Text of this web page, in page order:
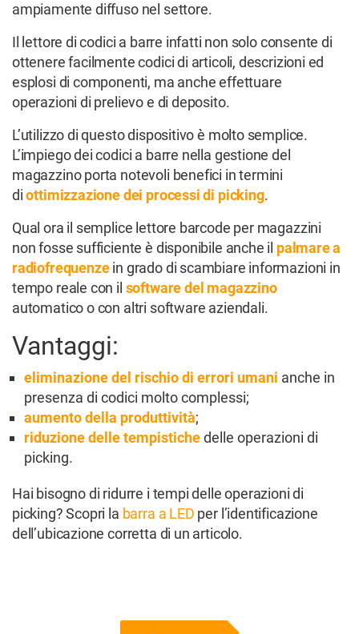
ampiamente diffuso nel settore.
Il lettore di codici a barre infatti non solo consente di
ottenere facilmente codici di articoli, descrizioni ed
esplosi di componenti, ma anche effettuare
operazioni di prelievo e di deposito.
L’utilizzo di questo dispositivo è molto semplice.
L’impiego dei codici a barre nella gestione del
magazzino porta notevoli benefici in termini
diottimizzazione dei processi di picking.
Qual ora il semplice lettore barcode per magazzini
non fosse sufficiente è disponibile anche il palmare a
radiofrequenzein grado di scambiare informazioni in
tempo reale con il software del magazzino
automatico o con altri software aziendali.
Vantaggi:
eliminazione del rischio di errori umani anche in
presenza di codici molto complessi;
aumento della produttività;
riduzione delle tempistichedelle operazioni di
picking.
Hai bisogno di ridurre i tempi delle operazioni di
picking? Scopri la barra a LED per l’identificazione
dell’ubicazione corretta di un articolo.